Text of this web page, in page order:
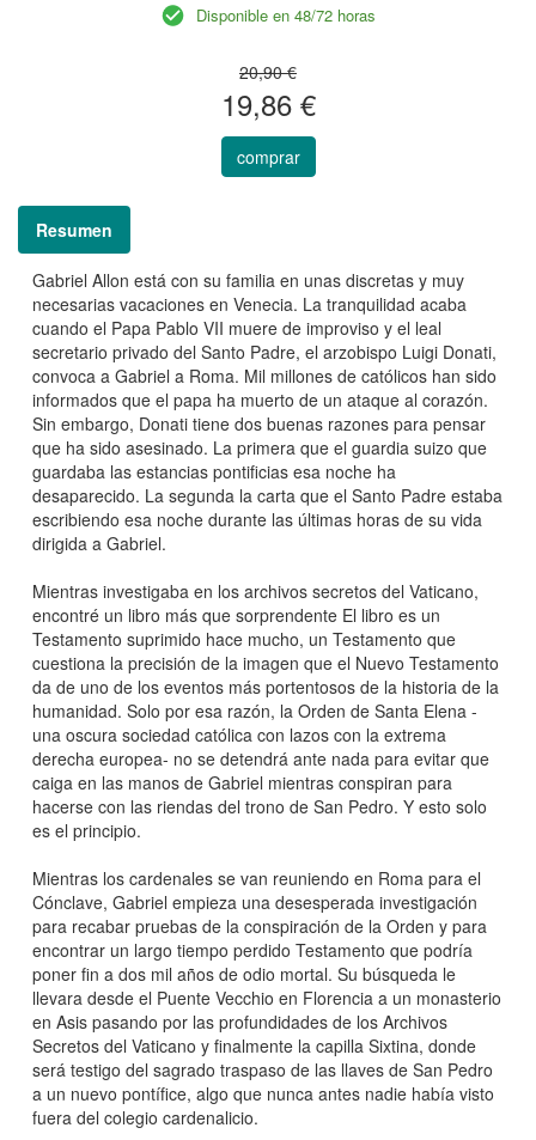
Disponible en 48/72 horas
20,90 €
19,86 €
comprar
Resumen
Gabriel Allon está con su familia en unas discretas y muy
necesarias vacaciones en Venecia. La tranquilidad acaba
cuando el Papa Pablo VII muere de improviso y el leal
secretario privado del Santo Padre, el arzobispo Luigi Donati,
convoca a Gabriel a Roma. Mil millones de católicos han sido
informados que el papa ha muerto de un ataque al corazón.
Sin embargo, Donati tiene dos buenas razones para pensar
que ha sido asesinado. La primera que el guardia suizo que
guardaba las estancias pontificias esa noche ha
desaparecido. La segunda la carta que el Santo Padre estaba
escribiendo esa noche durante las últimas horas de su vida
dirigida a Gabriel.
Mientras investigaba en los archivos secretos del Vaticano,
encontré un libro más que sorprendente El libro es un
Testamento suprimido hace mucho, un Testamento que
cuestiona la precisión de la imagen que el Nuevo Testamento
da de uno de los eventos más portentosos de la historia de la
humanidad. Solo por esa razón, la Orden de Santa Elena -
una oscura sociedad católica con lazos con la extrema
derecha europea- no se detendrá ante nada para evitar que
caiga en las manos de Gabriel mientras conspiran para
hacerse con las riendas del trono de San Pedro. Y esto solo
es el principio.
Mientras los cardenales se van reuniendo en Roma para el
Cónclave, Gabriel empieza una desesperada investigación
para recabar pruebas de la conspiración de la Orden y para
encontrar un largo tiempo perdido Testamento que podría
poner fin a dos mil años de odio mortal. Su búsqueda le
llevara desde el Puente Vecchio en Florencia a un monasterio
en Asis pasando por las profundidades de los Archivos
Secretos del Vaticano y finalmente la capilla Sixtina, donde
será testigo del sagrado traspaso de las llaves de San Pedro
a un nuevo pontífice, algo que nunca antes nadie había visto
fuera del colegio cardenalicio.